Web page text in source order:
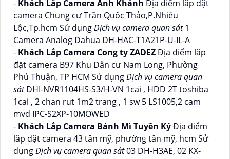
- Khách Lắp Camera Anh Khánh Địa điểm lăp đặt
camera Chung cư Trần Quốc Thảo,P.Nhiêu
Lộc,Tp.hcm Sử dụngDịch vụ camera quan sát1
Camera Analog Dahua DH-HAC-T1A21P-U-IL-A
- Khách Lắp Camera Cong ty ZADEZĐịa điểm lăp
đặt camera B97 Khu Dân cư Nam Long, Phường
Phú Thuận, TP HCM Sử dụngDịch vụ camera quan
sátDHI-NVR1104HS-S3/H-VN 1cai , HDD 2T toshiba
1cai , 2 chan rut 1m2 trang , 1 sw 5 LS1005,2 cam
mvd IPC-S2XP-10MOWED
- Khách Lắp Camera Bánh Mì Tuyền KýĐịa điểm
lăp đặt camera 43 tân mỹ, phường tân mỹ, hcm Sử
dụngDịch vụ camera quan sát03 DH-H3AE, 02 KX-